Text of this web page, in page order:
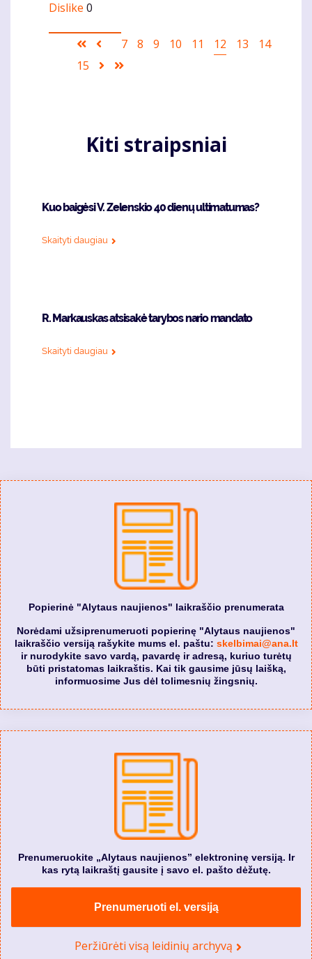
Dislike 0
Pagination
First
page
Ankstesnis
puslapis
Puslapis
7 Puslapis
8 Puslapis
9 Puslapis
10 Puslapis
11
Current
12 Puslapis
13 Puslapis
14
Puslapis
15
Sekantis
Kiti straipsniai
Kuo baigėsi V. Zelenskio 40 dienų ultimatumas?
Skaityti daugiau
R. Markauskas atsisakė tarybos nario mandato
Skaityti daugiau
Popierinė "Alytaus naujienos" laikraščio prenumerata
Norėdami užsiprenumeruoti popierinę "Alytaus naujienos"
laikraščio versiją rašykite mums el. paštu: skelbimai@ana.lt
ir nurodykite savo vardą, pavardę ir adresą, kuriuo turėtų
būti pristatomas laikraštis. Kai tik gausime jūsų laišką,
informuosime Jus dėl tolimesnių žingsnių.
Prenumeruokite „Alytaus naujienos” elektroninę versiją. Ir
kas rytą laikraštį gausite į savo el. pašto dėžutę.
Prenumeruoti el. versiją
Peržiūrėti visą leidinių archyvą